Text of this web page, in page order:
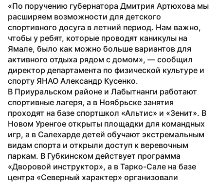
«По поручению губернатора Дмитрия Артюхова мы
расширяем возможности для детского
спортивного досуга в летний период. Нам важно,
чтобы у ребят, которые проводят каникулы на
Ямале, было как можно больше вариантов для
активного отдыха рядом с домом», — сообщил
директор департамента по физической культуре и
спорту ЯНАО Александр Кусенко.
В Приуральском районе и Лабытнанги работают
спортивные лагеря, а в Ноябрьске занятия
проходят на базе спортшкол «Альтис» и «Зенит». В
Новом Уренгое открыты площадки для командных
игр, а в Салехарде детей обучают экстремальным
видам спорта и открыли доступ к веревочным
паркам. В Губкинском действует программа
«Дворовой инструктор», а в Тарко-Сале на базе
центра «Северный характер» организовали